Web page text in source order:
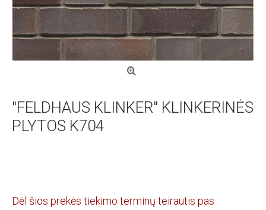
"FELDHAUS KLINKER" KLINKERINĖS
PLYTOS K704
Dėl šios prekės tiekimo terminų teirautis pas